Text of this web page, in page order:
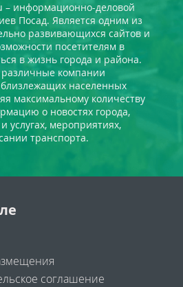
– информационно-деловой
Посад. Является одним из
развивающихся сайтов и
посетителям в
в жизнь города и района.
компании
населенных
максимальному количеству
о новостях города,
услугах, мероприятиях,
транспорта.
соглашение